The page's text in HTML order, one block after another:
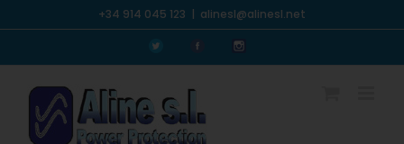
al
+34 914 045 123 | alinesl@alinesl.net
PersonalizadoPersonalizadoPersonalizado